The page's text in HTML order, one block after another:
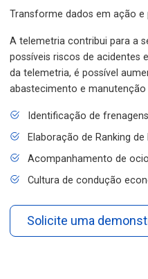
Transforme dados em ação e
A telemetria contribui para a
possíveis riscos de
da telemetria, é possível
abastecimento e
Identificação de
Elaboração de Ranking de
Acompanhamento de
Cultura de condução
Solicite uma